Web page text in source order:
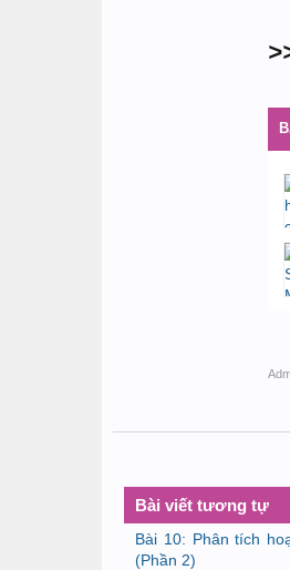
Bài viết tương tự
Bài 10: Phân tích
(Phần 2)